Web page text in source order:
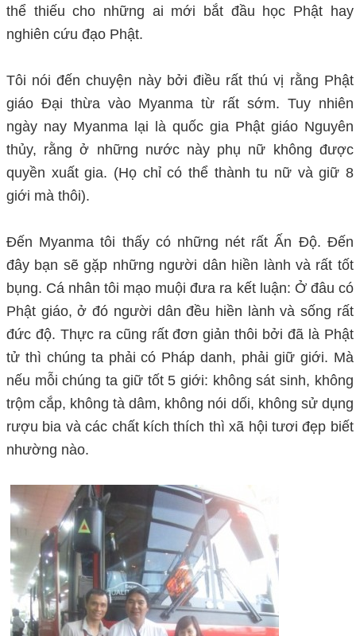
thể thiếu cho những ai mới bắt đầu học Phật hay
nghiên cứu đạo Phật.
Tôi nói đến chuyện này bởi điều rất thú vị rằng Phật
giáo Đại thừa vào Myanma từ rất sớm. Tuy nhiên
ngày nay Myanma lại là quốc gia Phật giáo Nguyên
thủy, rằng ở những nước này phụ nữ không được
quyền xuất gia. (Họ chỉ có thể thành tu nữ và giữ 8
giới mà thôi).
Đến Myanma tôi thấy có những nét rất Ấn Độ. Đến
đây bạn sẽ gặp những người dân hiền lành và rất tốt
bụng. Cá nhân tôi mạo muội đưa ra kết luận: Ở đâu có
Phật giáo, ở đó người dân đều hiền lành và sống rất
đức độ. Thực ra cũng rất đơn giản thôi bởi đã là Phật
tử thì chúng ta phải có Pháp danh, phải giữ giới. Mà
nếu mỗi chúng ta giữ tốt 5 giới: không sát sinh, không
trộm cắp, không tà dâm, không nói dối, không sử dụng
rượu bia và các chất kích thích thì xã hội tươi đẹp biết
nhường nào.